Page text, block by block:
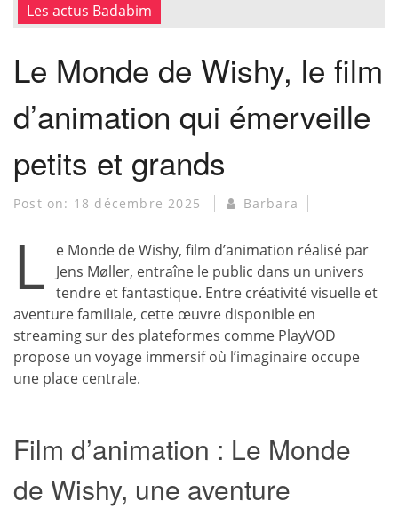
Les actus Badabim
Le Monde de Wishy, le film
d’animation qui émerveille
petits et grands
Post on: 18 décembre 2025 Barbara
L
e Monde de Wishy, film d’animation réalisé par
Jens Møller, entraîne le public dans un univers
tendre et fantastique. Entre créativité visuelle et
aventure familiale, cette œuvre disponible en
streaming sur des plateformes comme PlayVOD
propose un voyage immersif où l’imaginaire occupe
une place centrale.
Film d’animation : Le Monde
de Wishy, une aventure